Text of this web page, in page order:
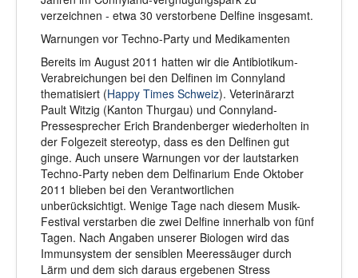
verzeichnen - etwa 30 verstorbene Delfine insgesamt.
Warnungen vor Techno-Party und Medikamenten
Bereits im August 2011 hatten wir die Antibiotikum-
Verabreichungen bei den Delfinen im Connyland
thematisiert (Happy Times Schweiz). Veterinärarzt
Pault Witzig (Kanton Thurgau) und Connyland-
Pressesprecher Erich Brandenberger wiederholten in
der Folgezeit stereotyp, dass es den Delfinen gut
ginge. Auch unsere Warnungen vor der lautstarken
Techno-Party neben dem Delfinarium Ende Oktober
2011 blieben bei den Verantwortlichen
unberücksichtigt. Wenige Tage nach diesem Musik-
Festival verstarben die zwei Delfine innerhalb von fünf
Tagen. Nach Angaben unserer Biologen wird das
Immunsystem der sensiblen Meeressäuger durch
Lärm und dem sich daraus ergebenen Stress